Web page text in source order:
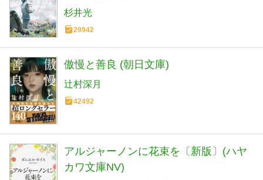
杉井光
29942
傲慢と善良 (朝日文庫)
辻村深月
42492
アルジャーノンに花束を〔新版〕(ハヤ
カワ文庫NV)